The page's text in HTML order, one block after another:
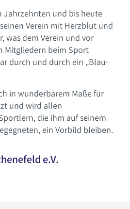
Jahrzehnten und bis heute
Verein mit Herzblut und
was dem Verein und vor
Mitgliedern beim Sport
durch und durch ein „Blau-
in wunderbarem Maße für
und wird allen
die ihm auf seinem
ein Vorbild bleiben.
e.V.